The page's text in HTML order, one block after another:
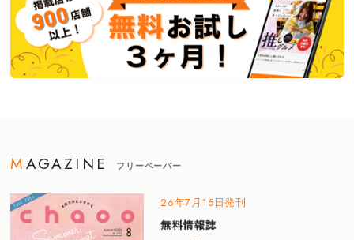
MAGAZINE フリーペーパー
26年7月15日発刊